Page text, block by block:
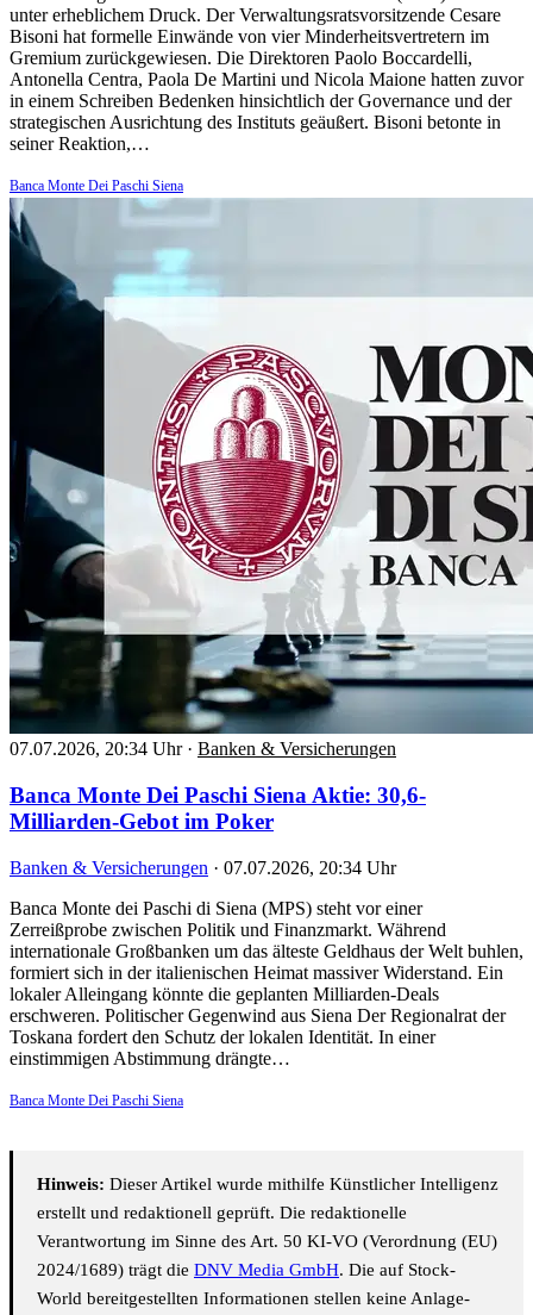
unter erheblichem Druck. Der Verwaltungsratsvorsitzende Cesare
Bisoni hat formelle Einwände von vier Minderheitsvertretern im
Gremium zurückgewiesen. Die Direktoren Paolo Boccardelli,
Antonella Centra, Paola De Martini und Nicola Maione hatten zuvor
in einem Schreiben Bedenken hinsichtlich der Governance und der
strategischen Ausrichtung des Instituts geäußert. Bisoni betonte in
seiner Reaktion,…
Banca Monte Dei Paschi Siena
07.07.2026, 20:34 Uhr · Banken & Versicherungen
Banca Monte Dei Paschi Siena Aktie: 30,6-
Milliarden-Gebot im Poker
Banken & Versicherungen · 07.07.2026, 20:34 Uhr
Banca Monte dei Paschi di Siena (MPS) steht vor einer
Zerreißprobe zwischen Politik und Finanzmarkt. Während
internationale Großbanken um das älteste Geldhaus der Welt buhlen,
formiert sich in der italienischen Heimat massiver Widerstand. Ein
lokaler Alleingang könnte die geplanten Milliarden-Deals
erschweren. Politischer Gegenwind aus Siena Der Regionalrat der
Toskana fordert den Schutz der lokalen Identität. In einer
einstimmigen Abstimmung drängte…
Banca Monte Dei Paschi Siena
Hinweis: Dieser Artikel wurde mithilfe Künstlicher Intelligenz
erstellt und redaktionell geprüft. Die redaktionelle
Verantwortung im Sinne des Art. 50 KI-VO (Verordnung (EU)
2024/1689) trägt die DNV Media GmbH. Die auf Stock-
World bereitgestellten Informationen stellen keine Anlage-